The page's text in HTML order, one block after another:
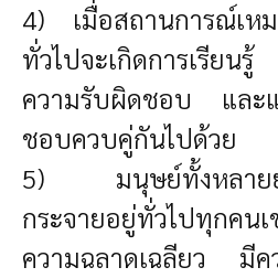
4) เมื่อสถานการณ์เ
ทั่วไปจะเกิดการเรียน
ความรับผิดชอบ และแ
ชอบควบคู่กันไปด้วย
5) มนุษย์ทั้งหลายย่
กระจายอยู่ทั่วไปทุกค
ความฉลาดเฉลียว มี